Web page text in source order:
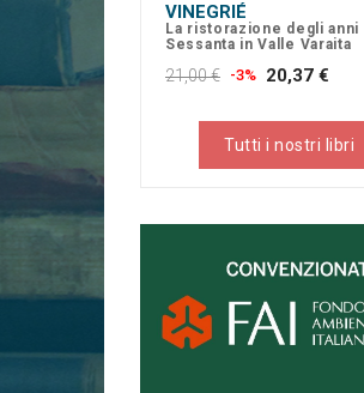
VINEGRIÉ
La ristorazione degli anni
Sessanta in Valle Varaita
21,00 € -3% 20,37 €
Tutti i nostri libri